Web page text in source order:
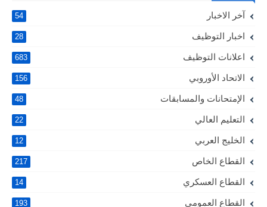
آخر الاخبار 54
اخبار التوظيف 28
اعلانات التوظيف 683
الاتحاد الأوروبي 156
الإمتحانات والمسابقات 48
التعليم العالي 22
الخليج العربي 12
القطاع الخاص 217
القطاع العسكري 14
القطاع العمومي 193